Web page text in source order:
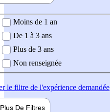
demandée
Moins de 1 an
De 1 à 3 ans
Plus de 3 ans
Non renseignée
le filtre de l'expérience demandée
Plus De Filtres